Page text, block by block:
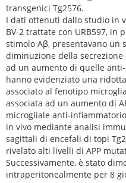
transgenici Tg2576.
I dati ottenuti dallo studio in
BV-2 trattate con URB597, in
stimolo Aβ, presentavano un
diminuzione della
ad un aumento di quelle
hanno evidenziato una
associato al fenotipo
associata ad un aumento di
microgliale anti-
in vivo mediante analisi
sagittali di encefali di topi
rivelato alti livelli di APP
Successivamente, è stato
intraperitonealmente per 8